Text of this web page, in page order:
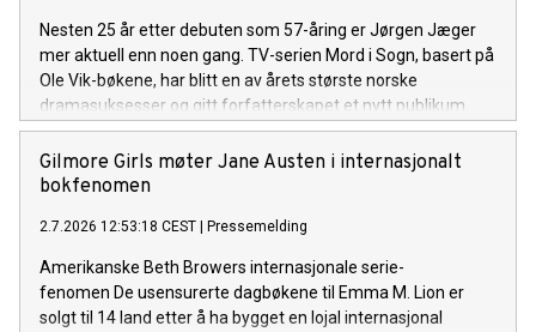
Nesten 25 år etter debuten som 57-åring er Jørgen Jæger
mer aktuell enn noen gang. TV-serien Mord i Sogn, basert på
Ole Vik-bøkene, har blitt en av årets største norske
dramasuksesser og gitt forfatterskapet et nytt publikum
både i Norge og internasjonalt. Onsdag 29. juli fyller han 80
år.
Gilmore Girls møter Jane Austen i internasjonalt
bokfenomen
2.7.2026 12:53:18 CEST Pressemelding
Amerikanske Beth Browers internasjonale serie-
fenomen De usensurerte dagbøkene til Emma M. Lion er
solgt til 14 land etter å ha bygget en lojal internasjonal